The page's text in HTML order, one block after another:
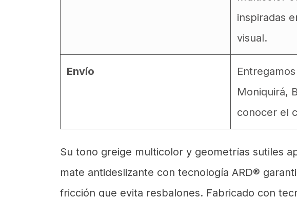
inspiradas
visual.
Envío
Moniquirá,
conocer el
Su tono greige multicolor y geometrías sutiles
mate antideslizante con tecnología ARD®
fricción que evita resbalones. Fabricado con